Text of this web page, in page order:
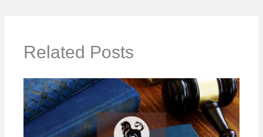
Related Posts